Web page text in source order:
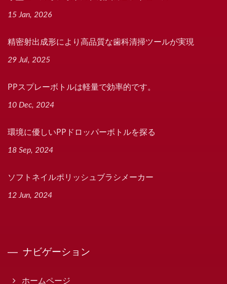
15 Jan, 2026
精密射出成形により高品質な歯科清掃ツールが実現
29 Jul, 2025
PPスプレーボトルは軽量で効率的です。
10 Dec, 2024
環境に優しいPPドロッパーボトルを探る
18 Sep, 2024
ソフトネイルポリッシュブラシメーカー
12 Jun, 2024
ナビゲーション
ホームページ